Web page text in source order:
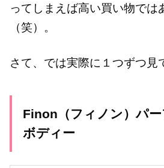
ってしまえば高い買い物では
（笑）。
さて、では実際に１つずつ見
Finon（フィノン）パ
ボディー